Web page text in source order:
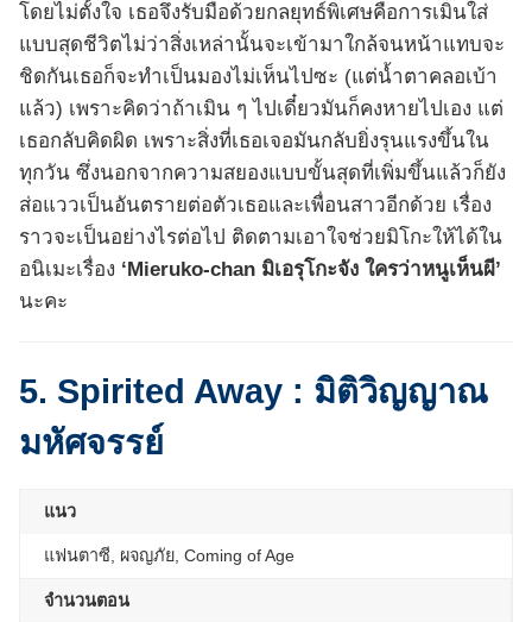
โดยไม่ตั้งใจ เธอจึงรับมือด้วยกลยุทธ์พิเศษคือการเมินใส่
แบบสุดชีวิตไม่ว่าสิ่งเหล่านั้นจะเข้ามาใกล้จนหน้าแทบจะ
ชิดกันเธอก็จะทำเป็นมองไม่เห็นไปซะ (แต่น้ำตาคลอเบ้า
แล้ว) เพราะคิดว่าถ้าเมิน ๆ ไปเดี๋ยวมันก็คงหายไปเอง แต่
เธอกลับคิดผิด เพราะสิ่งที่เธอเจอมันกลับยิ่งรุนแรงขึ้นใน
ทุกวัน ซึ่งนอกจากความสยองแบบขั้นสุดที่เพิ่มขึ้นแล้วก็ยัง
ส่อแววเป็นอันตรายต่อตัวเธอและเพื่อนสาวอีกด้วย เรื่อง
ราวจะเป็นอย่างไรต่อไป ติดตามเอาใจช่วยมิโกะให้ได้ใน
อนิเมะเรื่อง ‘Mieruko-chan มิเอรุโกะจัง ใครว่าหนูเห็นผี’
นะคะ
5. Spirited Away : มิติวิญญาณ
มหัศจรรย์
แนว
แฟนตาซี, ผจญภัย, Coming of Age
จำนวนตอน